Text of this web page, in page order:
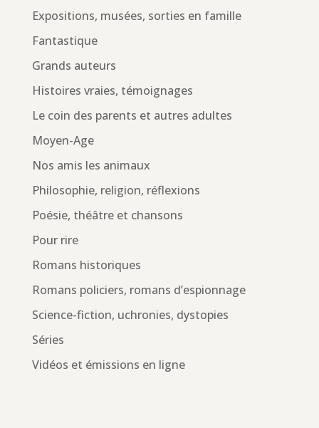
Expositions, musées, sorties en famille
Fantastique
Grands auteurs
Histoires vraies, témoignages
Le coin des parents et autres adultes
Moyen-Age
Nos amis les animaux
Philosophie, religion, réflexions
Poésie, théâtre et chansons
Pour rire
Romans historiques
Romans policiers, romans d’espionnage
Science-fiction, uchronies, dystopies
Séries
Vidéos et émissions en ligne